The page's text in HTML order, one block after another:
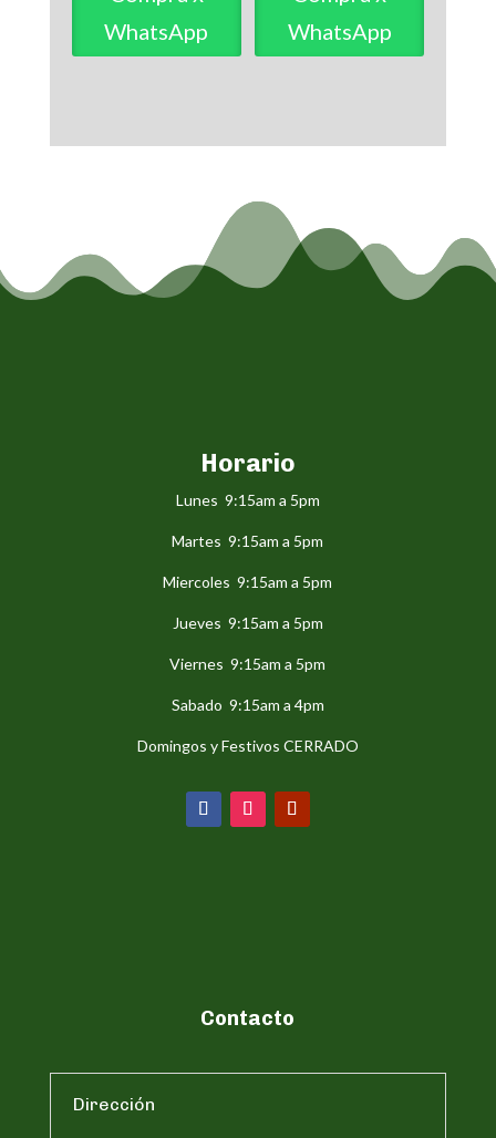
WhatsApp
WhatsApp
Horario
Lunes 9:15am a 5pm
Martes 9:15am a 5pm
Miercoles 9:15am a 5pm
Jueves 9:15am a 5pm
Viernes 9:15am a 5pm
Sabado 9:15am a 4pm
Domingos y Festivos CERRADO
Contacto
Dirección